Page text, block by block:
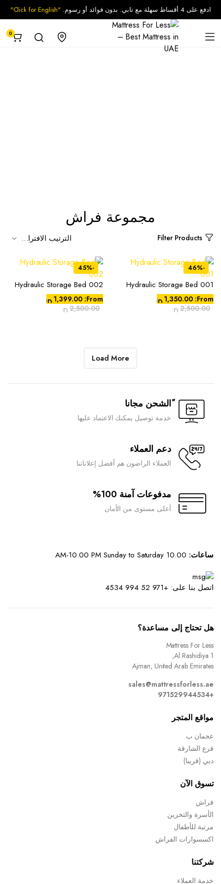
ادفع على 4 أقساط سهلة مع تابي. بدون فوائد أو رسوم. "Click for English"
0
مجموعة فراش
Filter Products
-46%
Compare
Hydraulic Storage Bed 001
AED 2,500.00
From:
AED1,350.00
-45%
Hydraulic Storage Bed 002
AED 2,500.00
From:
AED1,399.00
Load More
ًالشحن مجانا
خدمة توصيل يمكنك الاعتماد عليها
دعم العملاء
العملاء الراضون هم أفضل إعلاناتنا
مدفوعات آمنة 100%
أعلى مستوى من الأمان
ساعات:
اتصل بنا على: +971 52 994 4534
هل تحتاج إلى مساعدة؟
Mattress For Less
Al Rashidiya 1,
Ajman, United Arab Emirates
sales@mattressforless.ae
+971529944534
مواقع المتجر
عجمان ب
فرع الشارقة
دبي (قريبا)
تسوق الآن
فراش
الأسرة والتخزين
مرتبة للأطفال
اكسسوارات الفراش
شركتنا
خدمة العملاء